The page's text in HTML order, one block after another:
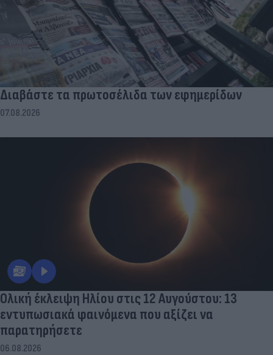
Διαβάστε τα πρωτοσέλιδα των εφημερίδων
07.08.2026
Ολική έκλειψη Ηλίου στις 12 Αυγούστου: 13
εντυπωσιακά φαινόμενα που αξίζει να
παρατηρήσετε
06.08.2026